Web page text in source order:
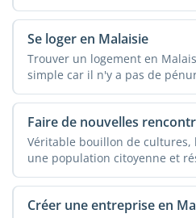
Se loger en Malaisie
Trouver un logement en
simple car il n'y a pas de
Faire de nouvelles
Véritable bouillon de cultures,
une population citoyenne et
Créer une entreprise en